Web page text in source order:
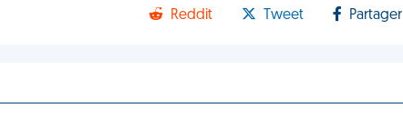
Reddit Tweet Partager